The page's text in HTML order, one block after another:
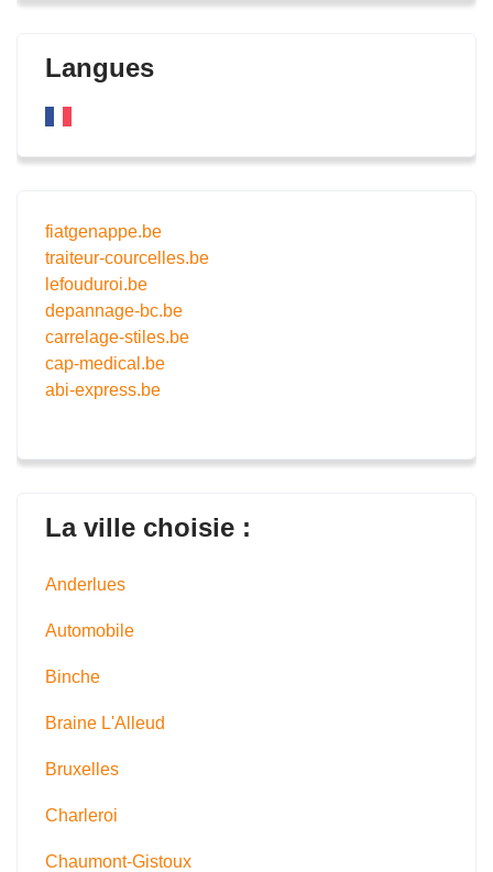
Langues
fiatgenappe.be
traiteur-courcelles.be
lefouduroi.be
depannage-bc.be
carrelage-stiles.be
cap-medical.be
abi-express.be
La ville choisie :
Anderlues
Automobile
Binche
Braine L'Alleud
Bruxelles
Charleroi
Chaumont-Gistoux